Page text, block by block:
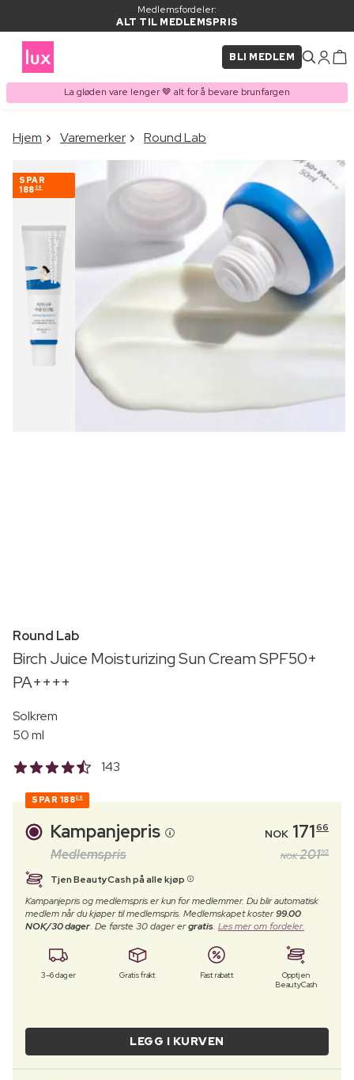
Medlemsfordeler:
ALT TIL MEDLEMSPRIS
BLI MEDLEM
La gløden vare lenger 🤎 alt for å bevare brunfargen
VARE LAGT I
HANDLEKURVEN
Hjem Varemerker Round Lab
SPAR
188 29
Round Lab
Birch Juice Moisturizing Sun Cream SPF50+
PA++++
Solkrem
50 ml
143
SPAR 18829
Kampanjepris NOK 17166
Medlemspris NOK 20195
Tjen BeautyCash på alle kjøp
Kampanjepris og medlemspris er kun for medlemmer. Du blir automatisk
medlem når du kjøper til medlemspris. Medlemskapet koster99.00
NOK/30 dager. De første 30 dager ergratis. Les mer om fordeler.
3–6 dager Gratis frakt Fast rabatt
Opptjen
BeautyCash
LEGG I KURVEN